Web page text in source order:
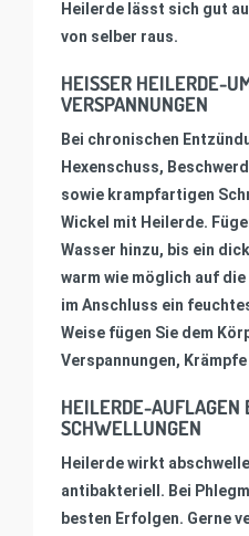
Heilerde lässt sich gut
von selber raus.
HEISSER HEILERDE-
ERSPANNUNGEN
Bei chronischen
Hexenschuss,
sowie krampfartigen
Wickel mit Heilerde.
Wasser hinzu, bis ein
warm wie möglich auf
im Anschluss ein
Weise fügen Sie dem
Verspannungen,
HEILERDE-AUFLAGEN
SCHWELLUNGEN
Heilerde wirkt
antibakteriell. Bei
besten Erfolgen. Gerne